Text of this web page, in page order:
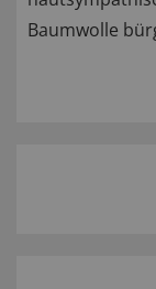
Baumwolle